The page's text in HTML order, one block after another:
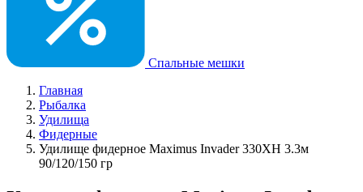
Спальные мешки
Главная
Рыбалка
Удилища
Фидерные
Удилище фидерное Maximus Invader 330XH 3.3м
90/120/150 гр